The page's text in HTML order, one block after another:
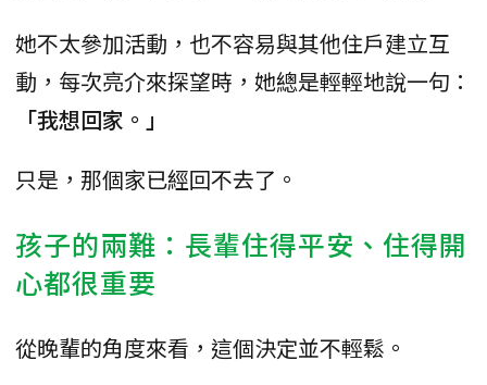
她不太參加活動，也不容易與其他住戶建立互
動，每次亮介來探望時，她總是輕輕地說一句：
「我想回家。」
只是，那個家已經回不去了。
孩子的兩難：長輩住得平安、住得開
心都很重要
從晚輩的角度來看，這個決定並不輕鬆。